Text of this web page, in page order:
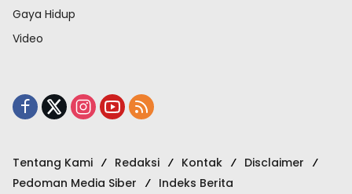
Gaya Hidup
Video
Tentang Kami Redaksi Kontak
Disclaimer
Pedoman Media Siber
Indeks Berita